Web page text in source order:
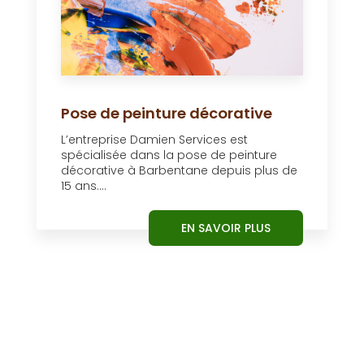
Pose de peinture décorative
L’entreprise Damien Services est
spécialisée dans la pose de peinture
décorative à Barbentane depuis plus de
15 ans....
EN SAVOIR PLUS